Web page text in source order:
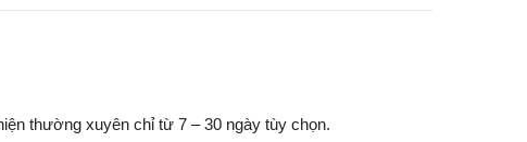
thường xuyên chỉ từ 7 – 30 ngày tùy chọn.